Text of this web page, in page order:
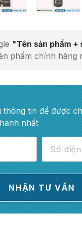
"Tên sản phẩm +
phẩm chính hãng
thông tin để được
nhất